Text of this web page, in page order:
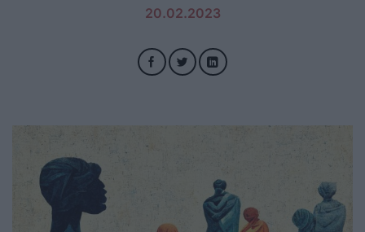
20.02.2023